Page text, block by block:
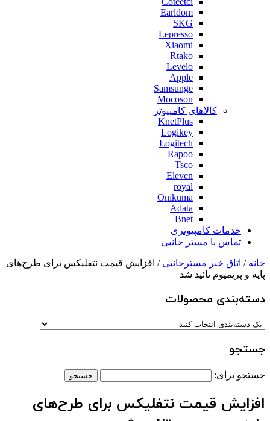
Earldom
SKG
Lepresso
Xiaomi
Rtako
Levelo
Apple
Samsunge
Mocoson
کالاهای کامپیوتر
KnetPlus
Logikey
Logitech
Rapoo
Tsco
Eleven
royal
Onikuma
Adata
Bnet
خدمات کامپیوتری
تماس با مستر جانبی
خانه / اتاق خبر مسترجانبی / افزایش قیمت نتفلیکس برای طرح‌های
پایه و پریمیوم تائید شد
دسته‌بندی‌ محصولات
جستجو
جستجو برای:
افزایش قیمت نتفلیکس برای طرح‌های